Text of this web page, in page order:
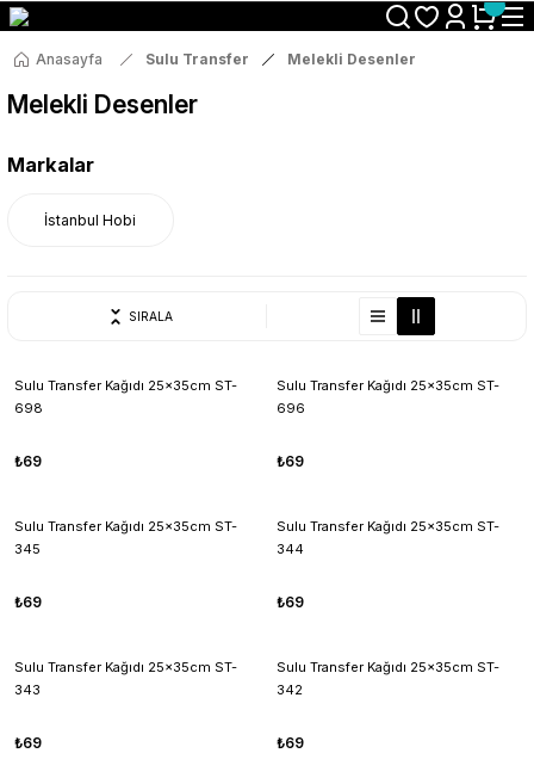
Size Özel "HG10" Koduyla Sepette Hemen %10 İndirimi Kaçırma
Anasayfa Sulu Transfer Melekli Desenler
Melekli Desenler
Markalar
İstanbul Hobi
SIRALA
Sulu Transfer Kağıdı 25x35cm ST-
698
₺69
Sulu Transfer Kağıdı 25x35cm ST-
696
₺69
Sulu Transfer Kağıdı 25x35cm ST-
345
₺69
Sulu Transfer Kağıdı 25x35cm ST-
344
₺69
Sulu Transfer Kağıdı 25x35cm ST-
343
₺69
Sulu Transfer Kağıdı 25x35cm ST-
342
₺69